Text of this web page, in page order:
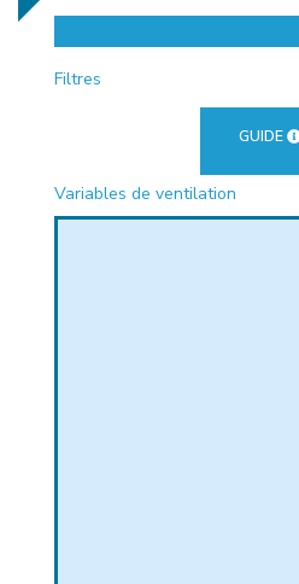
Filtres
GUIDE
Variables de ventilation